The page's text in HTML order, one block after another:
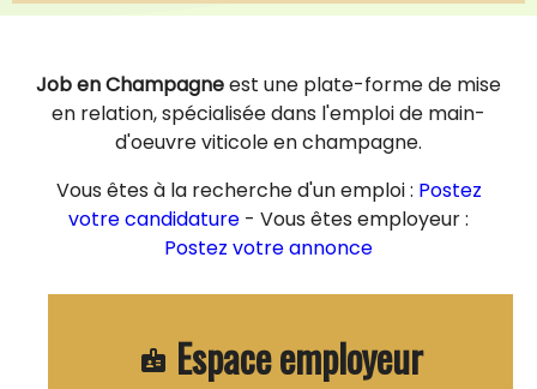
Job en Champagneest une plate-forme de mise
en relation, spécialisée dans l'emploi de main-
d'oeuvre viticole en champagne.
Vous êtes à la recherche d'un emploi : Postez
votre candidature - Vous êtes employeur :
Postez votre annonce
badge Espace employeur